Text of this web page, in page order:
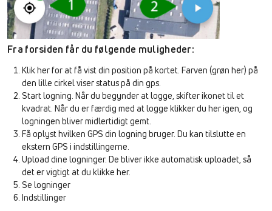
Fra forsiden får du følgende muligheder:
Klik her for at få vist din position på kortet. Farven (grøn her) på
den lille cirkel viser status på din gps.
Start logning. Når du begynder at logge, skifter ikonet til et
kvadrat. Når du er færdig med at logge klikker du her igen, og
logningen bliver midlertidigt gemt.
Få oplyst hvilken GPS din logning bruger. Du kan tilslutte en
ekstern GPS i indstillingerne.
Upload dine logninger. De bliver ikke automatisk uploadet, så
det er vigtigt at du klikke her.
Se logninger
Indstillinger